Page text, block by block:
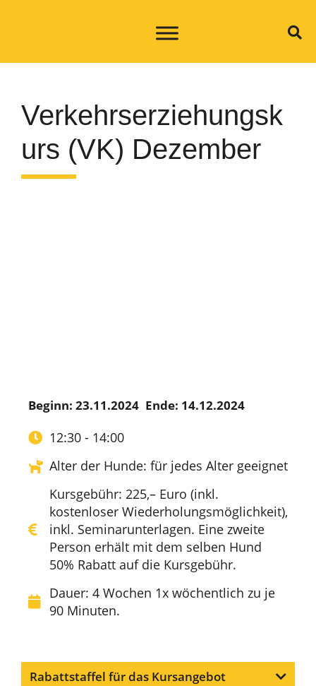
Verkehrserziehungsk
urs (VK) Dezember
Beginn: 23.11.2024 Ende: 14.12.2024
12:30 - 14:00
Alter der Hunde: für jedes Alter geeignet
Kursgebühr: 225,– Euro (inkl.
kostenloser Wiederholungsmöglichkeit),
inkl. Seminarunterlagen. Eine zweite
Person erhält mit dem selben Hund
50% Rabatt auf die Kursgebühr.
Dauer: 4 Wochen 1x wöchentlich zu je
90 Minuten.
Rabattstaffel für das Kursangebot